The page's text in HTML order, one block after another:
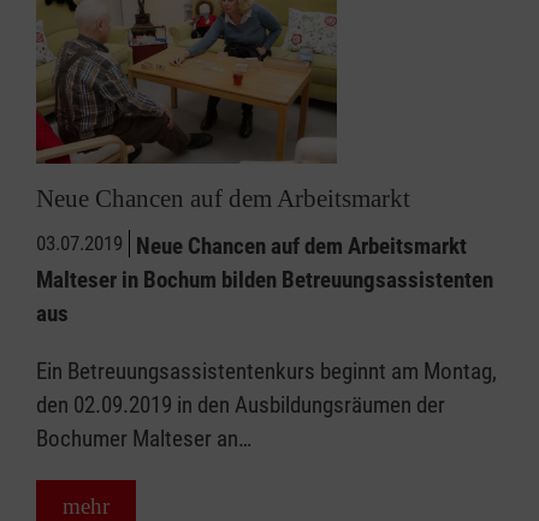
Neue Chancen auf dem Arbeitsmarkt
03.07.2019
Neue Chancen auf dem Arbeitsmarkt
Malteser in Bochum bilden Betreuungsassistenten
aus
Ein Betreuungsassistentenkurs beginnt am Montag,
den 02.09.2019 in den Ausbildungsräumen der
Bochumer Malteser an…
mehr